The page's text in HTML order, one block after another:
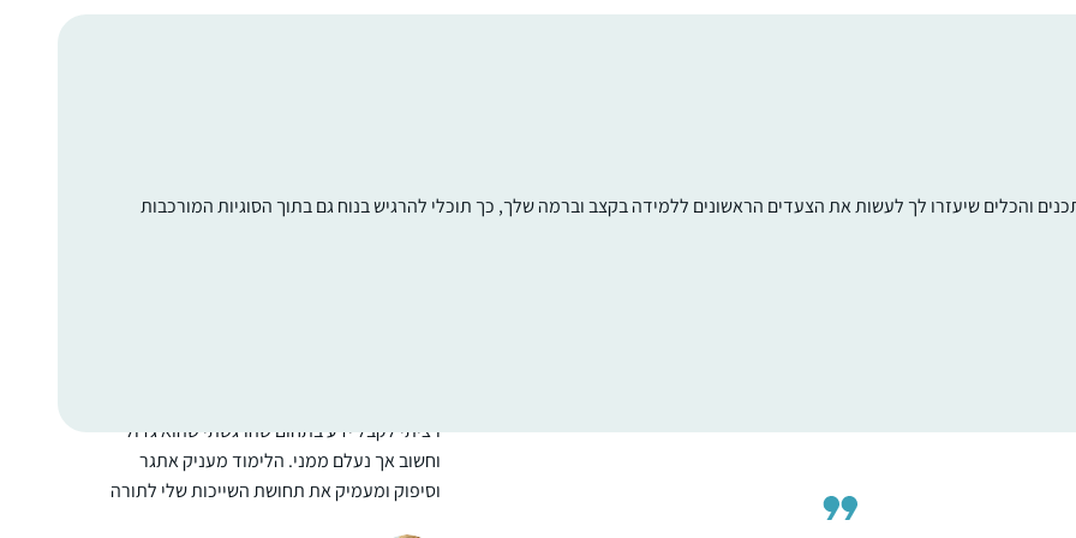
והכלים שיעזרו לך לעשות את הצעדים הראשונים ללמידה בקצב וברמה שלך, כך תוכלי להרגיש בנוח גם בתוך הסוגיות המורכבות
התחלתי ללמוד גמרא בבית הספר בגיל צעיר
רציתי לקבל ידע בתחום שהרגשתי שהוא גדול
וחשוב אך נעלם ממני. הלימוד מעניק אתגר
וסיפוק ומעמיק את תחושת השייכות שלי לתורה
גבעת הראל, ישראל